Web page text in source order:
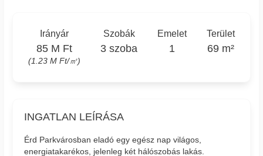
Irányár
85 M Ft
(1.23 M Ft/㎡)
Szobák
3 szoba
Emelet
1
Terület
69 m²
INGATLAN LEÍRÁSA
Érd Parkvárosban eladó egy egész nap világos,
energiatakarékos, jelenleg két hálószobás lakás.